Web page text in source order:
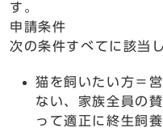
す。
申請条件
次の条件すべてに該当
猫を飼いたい方＝
ない、家族全員の
って適正に終生飼